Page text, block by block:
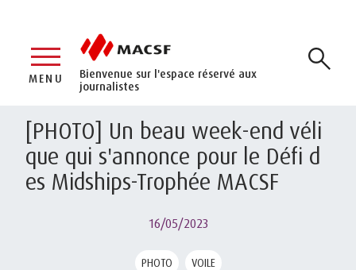
Bienvenue sur l'espace réservé aux
journalistes
MENU
[PHOTO] Un beau week-end véli
que qui s'annonce pour le Défi d
es Midships-Trophée MACSF
16/05/2023
PHOTO VOILE